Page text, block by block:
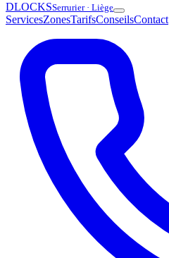
DLOCKSSerrurier · Liège
ServicesZonesTarifsConseilsContact